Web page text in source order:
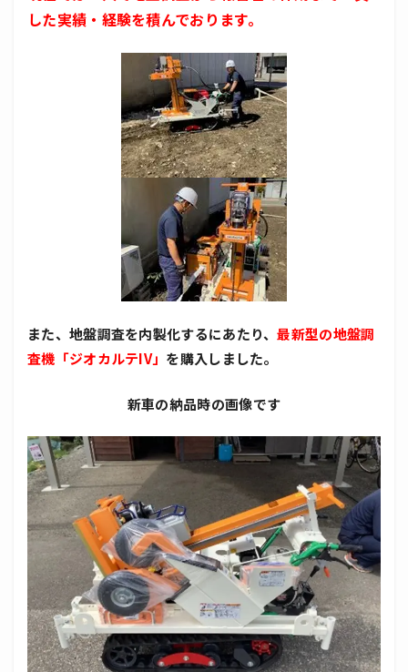
した実績・経験を積んでおります。
また、地盤調査を内製化するにあたり、最新型の地盤調
査機「ジオカルテIV」 を購入しました。
新車の納品時の画像です